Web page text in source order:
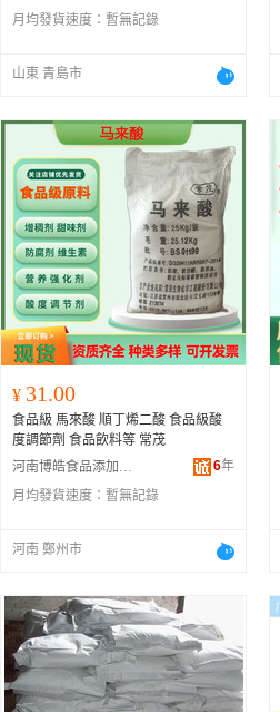
月均發貨速度： 暫無記錄
山東 青島市
¥ 31.00
食品級 馬來酸 順丁烯二酸 食品級酸
度調節劑 食品飲料等 常茂
河南博皓食品添加劑有限公司
6年
月均發貨速度： 暫無記錄
河南 鄭州市